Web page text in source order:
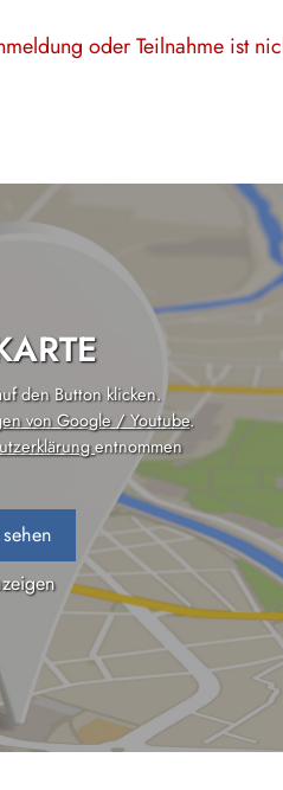
oder Teilnahme ist
den Button klicken.
von Google / Youtube.
entnommen